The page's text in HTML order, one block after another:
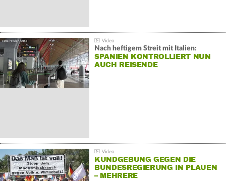
Nach heftigem Streit mit Italien:
SPANIEN KONTROLLIERT NUN
AUCH REISENDE
KUNDGEBUNG GEGEN DIE
BUNDESREGIERUNG IN PLAUEN
– MEHRERE